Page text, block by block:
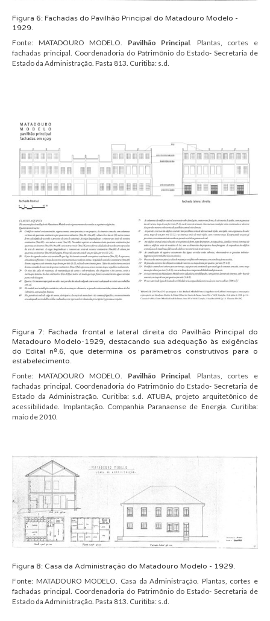
Figura 6: Fachadas do Pavilhão Principal do Matadouro Modelo -
1929.
Fonte: MATADOURO MODELO. Pavilhão Principal
Plantas, cortes e
fachadas principal. Coordenadoria do Patrimônio do Estado- Secretaria de
Estado da Administração. Pasta 813. Curitiba: s.d.
Figura 7:Fachada frontal e lateral direita do Pavilhão Principal do
Matadouro Modelo-1929, destacando sua adequação às exigências
do Edital nº.6, que determina os parâmetros construtivos para o
estabelecimento.
Fonte: MATADOURO MODELO. Pavilhão Principal . Plantas, cortes e
fachadas principal. Coordenadoria do Patrimônio do Estado- Secretaria de
Estado da Administração. Curitiba: s.d. ATUBA, projeto arquitetônico de
acessibilidade. Implantação. Companhia Paranaense de Energia. Curitiba:
maio de 2010.
Figura 8: Casa da Administração do Matadouro Modelo - 1929.
Fonte: MATADOURO MODELO. Casa da Administração. Plantas, cortes e
fachadas principal. Coordenadoria do Patrimônio do Estado- Secretaria de
Estado da Administração. Pasta 813. Curitiba: s.d.